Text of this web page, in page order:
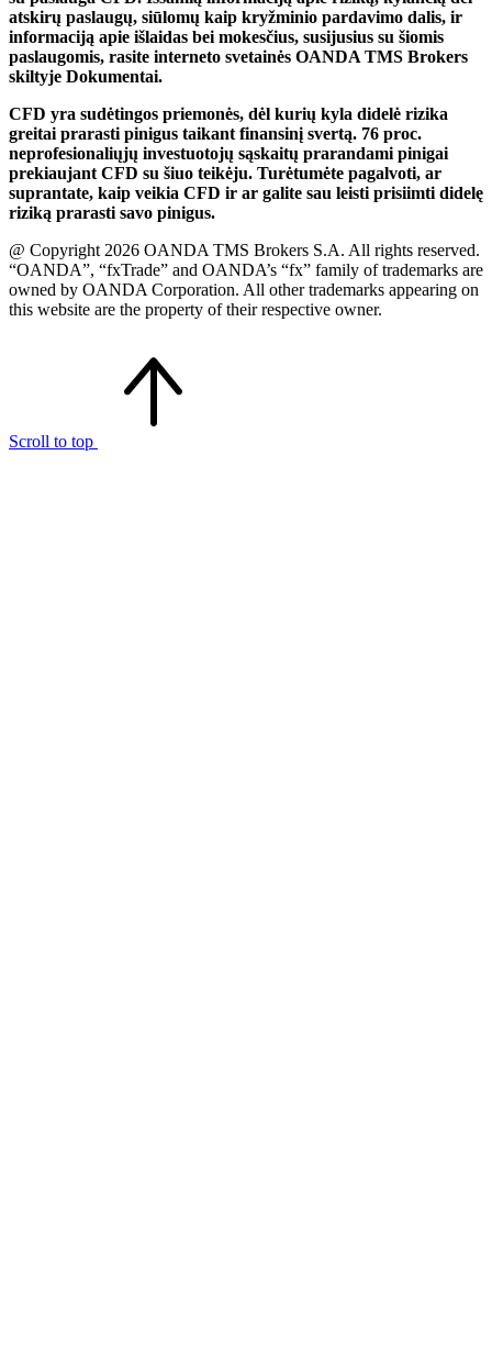
atskirų paslaugų, siūlomų kaip kryžminio pardavimo dalis, ir
informaciją apie išlaidas bei mokesčius, susijusius su šiomis
paslaugomis, rasite interneto svetainės OANDA TMS Brokers
skiltyje Dokumentai.
CFD yra sudėtingos priemonės, dėl kurių kyla didelė rizika
greitai prarasti pinigus taikant finansinį svertą. 76 proc.
neprofesionaliųjų investuotojų sąskaitų prarandami pinigai
prekiaujant CFD su šiuo teikėju. Turėtumėte pagalvoti, ar
suprantate, kaip veikia CFD ir ar galite sau leisti prisiimti didelę
riziką prarasti savo pinigus.
@ Copyright 2026 OANDA TMS Brokers S.A. All rights reserved.
“OANDA”, “fxTrade” and OANDA’s “fx” family of trademarks are
owned by OANDA Corporation. All other trademarks appearing on
this website are the property of their respective owner.
Scroll to top